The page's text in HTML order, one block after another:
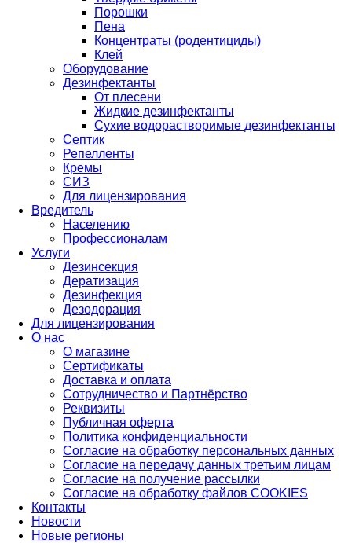
Порошки
Пена
Концентраты (родентициды)
Клей
Оборудование
Дезинфектанты
От плесени
Жидкие дезинфектанты
Сухие водорастворимые дезинфектанты
Септик
Репелленты
Кремы
СИЗ
Для лицензирования
Вредитель
Населению
Профессионалам
Услуги
Дезинсекция
Дератизация
Дезинфекция
Дезодорация
Для лицензирования
О нас
О магазине
Сертификаты
Доставка и оплата
Сотрудничество и Партнёрство
Реквизиты
Публичная оферта
Политика конфиденциальности
Согласие на обработку персональных данных
Согласие на передачу данных третьим лицам
Согласие на получение рассылки
Согласие на обработку файлов COOKIES
Контакты
Новости
Новые регионы